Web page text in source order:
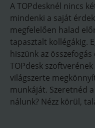
A TOPdesknél nincs
mindenki a saját
megfelelően halad
tapasztalt kollégákig.
hiszünk az
TOPdesk
világszerte
munkáját. Szeretnéd
nálunk? Nézz körül,